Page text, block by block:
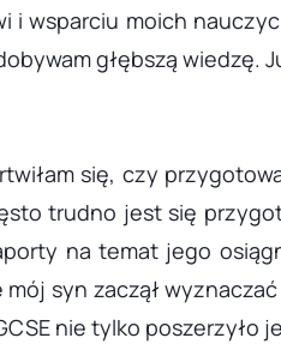
i wsparciu moich
głębszą wiedzę.
się, czy
trudno jest się
na temat jego
mój syn zaczął
nie tylko poszerzyło